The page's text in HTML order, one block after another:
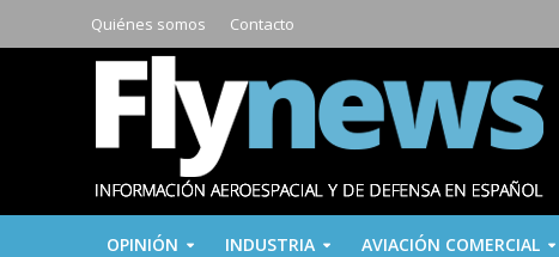
Quiénes somos Contacto
OPINIÓN INDUSTRIA AVIACIÓN COMERCIAL